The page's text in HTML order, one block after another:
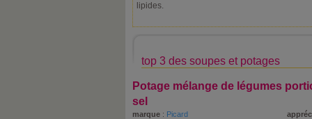
lipides.
top 3 des soupes et potages
Potage mélange de légumes
sel
marque : Picard